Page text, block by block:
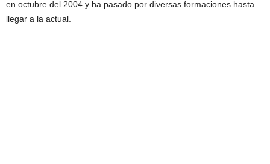
en octubre del 2004 y ha pasado por diversas formaciones hasta
llegar a la actual.